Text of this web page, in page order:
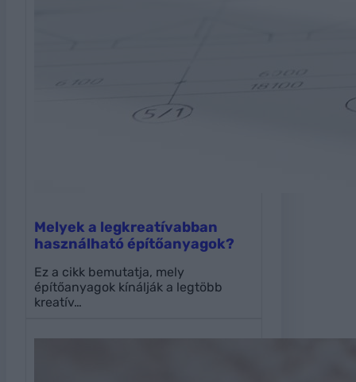
Melyek a legkreatívabban
használható építőanyagok?
Ez a cikk bemutatja, mely
építőanyagok kínálják a legtöbb
kreatív…